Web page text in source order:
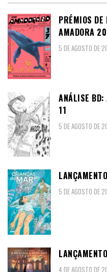
PRÉMIOS DE
AMADORA
5 DE AGOSTO DE
ANÁLISE BD:
11
5 DE AGOSTO DE
5 DE AGOSTO DE
4 DE AGOSTO DE